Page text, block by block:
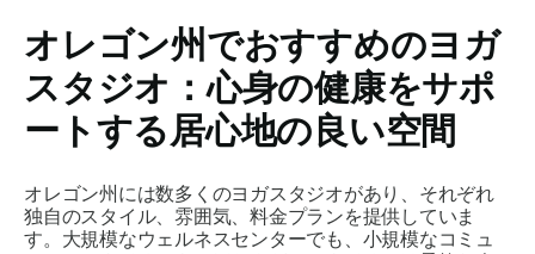
オレゴン州でおすすめのヨガ
スタジオ：心身の健康をサポ
ートする居心地の良い空間
オレゴン州には数多くのヨガスタジオがあり、それぞれ
独自のスタイル、雰囲気、料金プランを提供していま
す。大規模なウェルネスセンターでも、小規模なコミュ